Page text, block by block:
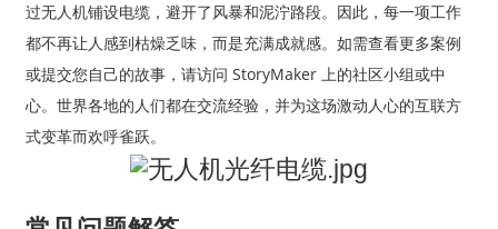
过无人机铺设电缆，避开了风暴和泥泞路段。因此，每一项工作
都不再让人感到枯燥乏味，而是充满成就感。如需查看更多案例
或提交您自己的故事，请访问 StoryMaker 上的社区小组或中
心。世界各地的人们都在交流经验，并为这场激动人心的互联方
式变革而欢呼雀跃。